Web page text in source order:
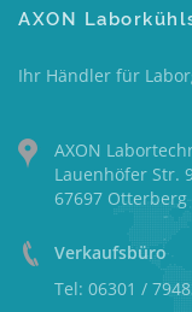
AXON
Ihr Händler für
AXON
Lauenhöfer Str.
67697 Otterberg
Verkaufsbüro
Tel: 06301 /